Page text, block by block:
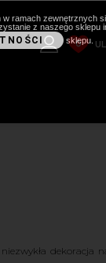
0
dekoracja
w ramach zewnętrznych
z naszego sklepu
sklepu.